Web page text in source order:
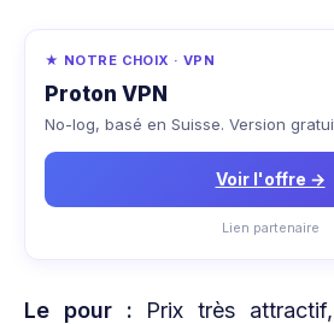
★ NOTRE CHOIX · VPN
Proton VPN
No-log, basé en Suisse. Version
Voir l'offre →
Lien partenaire
Le pour : Prix très